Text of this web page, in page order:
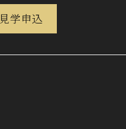
見学申込